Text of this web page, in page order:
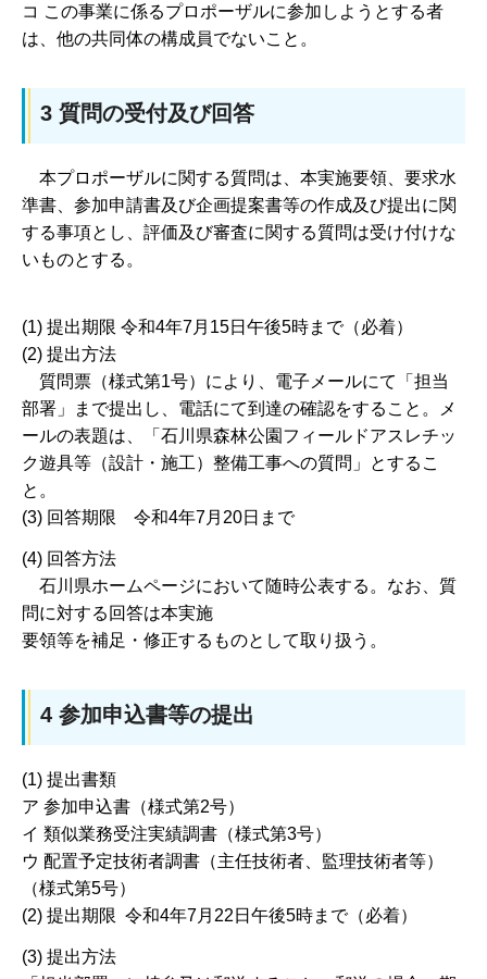
コ この事業に係るプロポーザルに参加しようとする者
は、他の共同体の構成員でないこと。
3 質問の受付及び回答
本プロポーザルに関する質問は、本実施要領、要求水
準書、参加申請書及び企画提案書等の作成及び提出に関
する事項とし、評価及び審査に関する質問は受け付けな
いものとする。
(1) 提出期限 令和4年7月15日午後5時まで（必着）
(2) 提出方法
質問票（様式第1号）により、電子メールにて「担当
部署」まで提出し、電話にて到達の確認をすること。メ
ールの表題は、「石川県森林公園フィールドアスレチッ
ク遊具等（設計・施工）整備工事への質問」とするこ
と。
(3) 回答期限 令和4年7月20日まで
(4) 回答方法
石川県ホームページにおいて随時公表する。なお、質
問に対する回答は本実施
要領等を補足・修正するものとして取り扱う。
4 参加申込書等の提出
(1) 提出書類
ア 参加申込書（様式第2号）
イ 類似業務受注実績調書（様式第3号）
ウ 配置予定技術者調書（主任技術者、監理技術者等）
（様式第5号）
(2) 提出期限 令和4年7月22日午後5時まで（必着）
(3) 提出方法